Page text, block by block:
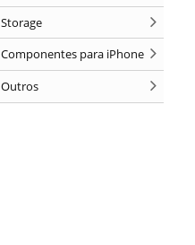
Storage
Componentes para iPhone
Outros